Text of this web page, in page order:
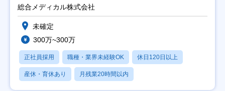
総合メディカル株式会社
未確定
300万~300万
正社員採用 職種・業界未経験OK 休日120日以上
産休・育休あり 月残業20時間以内